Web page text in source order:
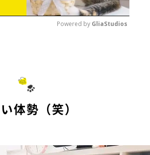
Powered by GliaStudios
体勢（笑）